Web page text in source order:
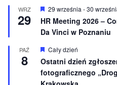
n
i
o
n
WRZ
29
W
y
r
ó
n
o
n
e
29 września -30
HR Meeting 2026 –
Da Vinci w Poznaniu
PAŹ
8
W
r
ó
ż
Cały dzień
Ostatni dzień
fotograficznego